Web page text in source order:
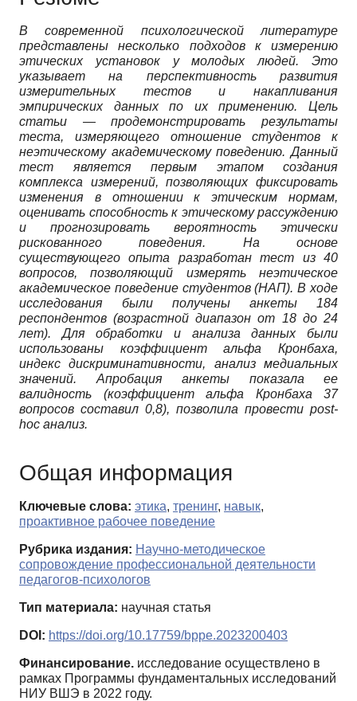
В современной психологической литературе
представлены несколько подходов к измерению
этических установок у молодых людей. Это
указывает на перспективность развития
измерительных тестов и накапливания
эмпирических данных по их применению. Цель
статьи — продемонстрировать результаты
теста, измеряющего отношение студентов к
неэтическому академическому поведению. Данный
тест является первым этапом создания
комплекса измерений, позволяющих фиксировать
изменения в отношении к этическим нормам,
оценивать способность к этическому рассуждению
и прогнозировать вероятность этически
рискованного поведения. На основе
существующего опыта разработан тест из 40
вопросов, позволяющий измерять неэтическое
академическое поведение студентов (НАП). В ходе
исследования были получены анкеты 184
респондентов (возрастной диапазон от 18 до 24
лет). Для обработки и анализа данных были
использованы коэффициент альфа Кронбаха,
индекс дискриминативности, анализ медиальных
значений. Апробация анкеты показала ее
валидность (коэффициент альфа Кронбаха 37
вопросов составил 0,8), позволила провести post-
hoc анализ.
Общая информация
Ключевые слова: этика, тренинг, навык,
проактивное рабочее поведение
Рубрика издания: Научно-методическое
сопровождение профессиональной деятельности
педагогов-психологов
Тип материала: научная статья
DOI: https://doi.org/10.17759/bppe.2023200403
Финансирование. исследование осуществлено в
рамках Программы фундаментальных исследований
НИУ ВШЭ в 2022 году.